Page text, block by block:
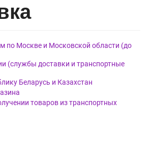
по Москве и Московской области (до
(службы доставки и транспортные
Беларусь и Казахстан
товаров из транспортных